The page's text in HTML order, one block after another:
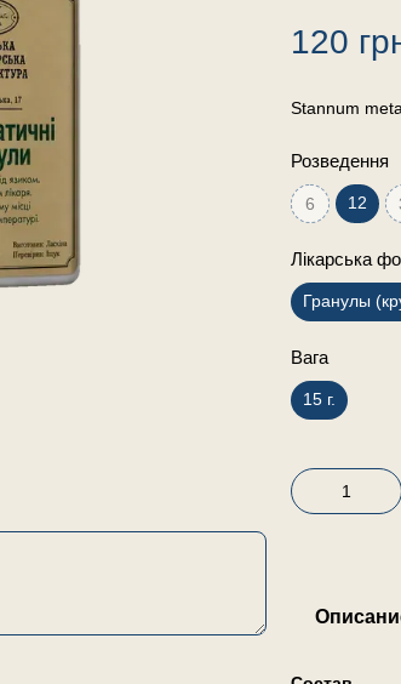
120
Stannum
Розведення
6 12
Лікарська
Гранулы
Вага
15 г.